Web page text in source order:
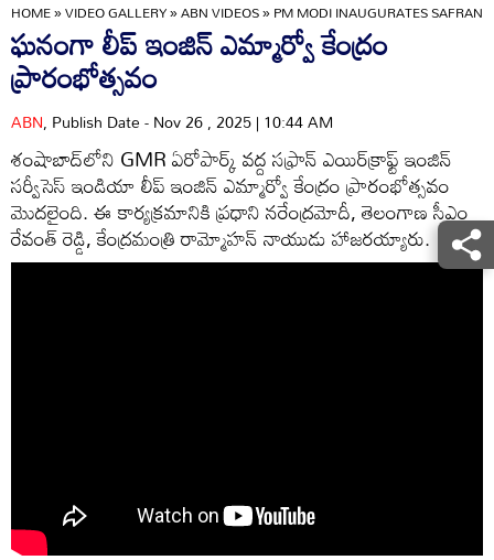
HOME»VIDEO GALLERY»ABN VIDEOS»PM MODI INAUGURATES
ఘనంగా లీప్ ఇంజిన్ ఎమ్మార్వో కేంద్రం
ప్రారంభోత్సవం
ABN, Publish Date - Nov 26 , 2025 | 10:44 AM
శంషాబాద్‌లోని GMR ఏరోపార్క్ వద్ద సఫ్రాన్ ఎయిర్‌క్రాఫ్ట్ ఇంజిన్
సర్వీసెస్ ఇండియా లీప్ ఇంజిన్ ఎమ్మార్వో కేంద్రం ప్రారంభోత్సవం
మెుదలైంది. ఈ కార్యక్రమానికి ప్రధాని నరేంద్రమోదీ, తెలంగాణ సీఎం
రేవంత్ రెడ్డి, కేంద్రమంత్రి రామ్మోహన్ నాయుడు హాజరయ్యారు.